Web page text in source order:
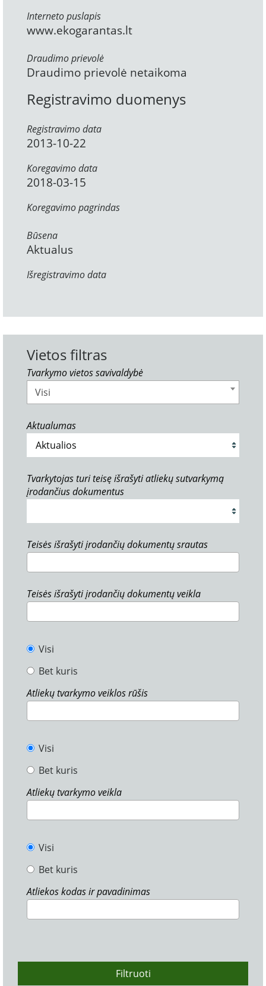
Interneto puslapis
www.ekogarantas.lt
Draudimo prievolė
Draudimo prievolė netaikoma
Registravimo duomenys
Registravimo data
2013-10-22
Koregavimo data
2018-03-15
Koregavimo pagrindas
Būsena
Aktualus
Išregistravimo data
Vietos filtras
Tvarkymo vietos savivaldybė
Visi
Aktualumas
Tvarkytojas turi teisę išrašyti atliekų sutvarkymą
įrodančius dokumentus
Teisės išrašyti įrodančių dokumentų srautas
Teisės išrašyti įrodančių dokumentų veikla
Visi
Bet kuris
Atliekų tvarkymo veiklos rūšis
Visi
Bet kuris
Atliekų tvarkymo veikla
Visi
Bet kuris
Atliekos kodas ir pavadinimas
Filtruoti